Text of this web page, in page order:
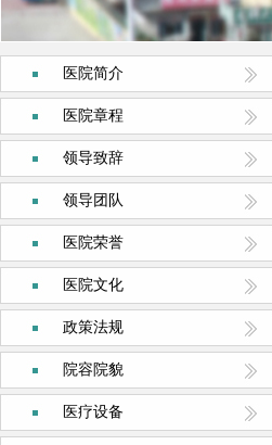
医院简介
医院章程
领导致辞
领导团队
医院荣誉
医院文化
政策法规
院容院貌
医疗设备